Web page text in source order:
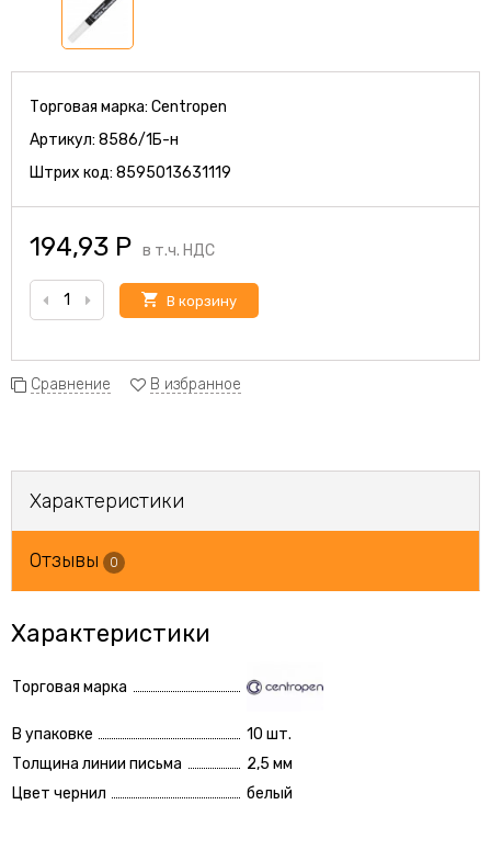
Торговая марка: Centropen
Артикул: 8586/1Б-н
Штрих код: 8595013631119
194,93 Р в т.ч. НДС
В корзину
Сравнение В избранное
Характеристики
Отзывы 0
Характеристики
Торговая марка
В упаковке
10 шт.
Толщина линии письма
2,5 мм
Цвет чернил
белый